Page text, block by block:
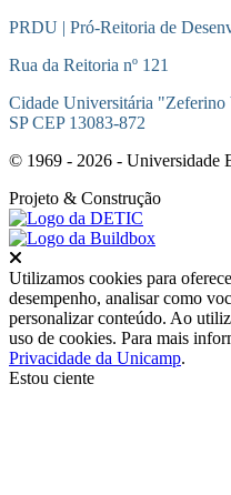
PRDU | Pró-Reitoria de
Rua da Reitoria nº 121
Cidade Universitária "Zeferino
SP CEP 13083-872
© 1969 - 2026 - Universidade
Projeto & Construção
Utilizamos cookies para
desempenho, analisar como
personalizar conteúdo. Ao
uso de cookies. Para mais
Privacidade da Unicamp.
Estou ciente